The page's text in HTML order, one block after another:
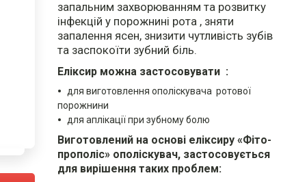
запальним захворюванням та розвитку
інфекцій у порожнині рота , зняти
запалення ясен, знизити чутливість зубів
та заспокоїти зубний біль.
Еліксир можна застосовувати :
для виготовлення ополіскувача ротової
порожнини
для аплікації при зубному болю
Виготовлений на основі еліксиру «Фіто-
прополіс» ополіскувач, застосовується
для вирішення таких проблем: